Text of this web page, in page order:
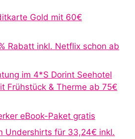
Gold mit 60€
Rabatt inkl. Netflix schon ab
im 4*S Dorint Seehotel
Frühstück & Therme ab 75€
eBook-Paket gratis
Undershirts für 33,24€ inkl.